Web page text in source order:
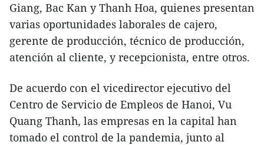
Giang, Bac Kan y Thanh Hoa, quienes presentan
varias oportunidades laborales de cajero,
gerente de producción, técnico de producción,
atención al cliente, y recepcionista, entre otros.
De acuerdo con el vicedirector ejecutivo del
Centro de Servicio de Empleos de Hanoi, Vu
Quang Thanh, las empresas en la capital han
tomado el control de la pandemia, junto al